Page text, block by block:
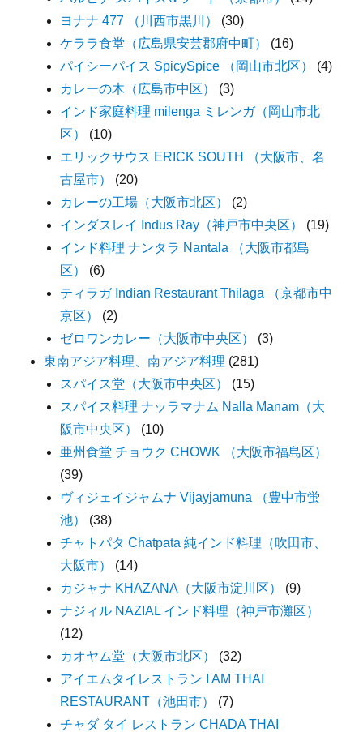
ヨナナ 477 （川西市黒川）
(30)
ケララ食堂（広島県安芸郡府中町）
(16)
パイシーパイス SpicySpice （岡山市北区）
(4)
カレーの木（広島市中区）
(3)
インド家庭料理 milenga ミレンガ（岡山市北
区）
(10)
エリックサウス ERICK SOUTH （大阪市、名
古屋市）
(20)
カレーの工場（大阪市北区）
(2)
インダスレイ Indus Ray（神戸市中央区）
(19)
インド料理 ナンタラ Nantala （大阪市都島
区）
(6)
ティラガ Indian Restaurant Thilaga （京都市中
京区）
(2)
ゼロワンカレー（大阪市中央区）
(3)
東南アジア料理、南アジア料理 (281)
スパイス堂（大阪市中央区）
(15)
スパイス料理 ナッラマナム Nalla Manam（大
阪市中央区）
(10)
亜州食堂 チョウク CHOWK （大阪市福島区）
(39)
ヴィジェイジャムナ Vijayjamuna （豊中市蛍
池）
(38)
チャトパタ Chatpata 純インド料理（吹田市、
大阪市）
(14)
カジャナ KHAZANA（大阪市淀川区）
(9)
ナジィル NAZIAL インド料理（神戸市灘区）
(12)
カオヤム堂（大阪市北区）
(32)
アイエムタイレストラン I AM THAI
RESTAURANT（池田市）
(7)
チャダ タイ レストラン CHADA THAI